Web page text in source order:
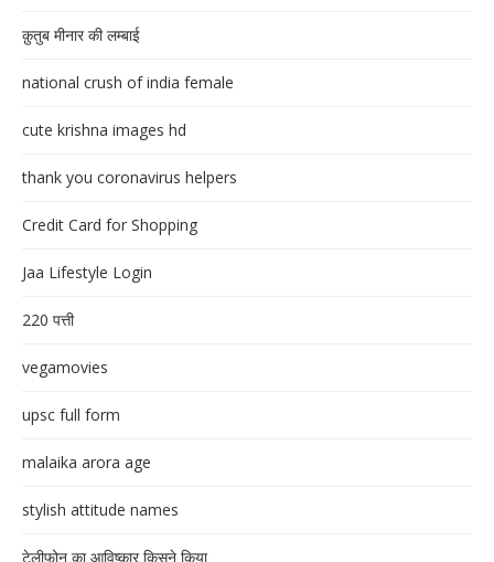
क़ुतुब मीनार की लम्बाई
national crush of india female
cute krishna images hd
thank you coronavirus helpers
Credit Card for Shopping
Jaa Lifestyle Login
220 पत्ती
vegamovies
upsc full form
malaika arora age
stylish attitude names
टेलीफोन का आविष्कार किसने किया